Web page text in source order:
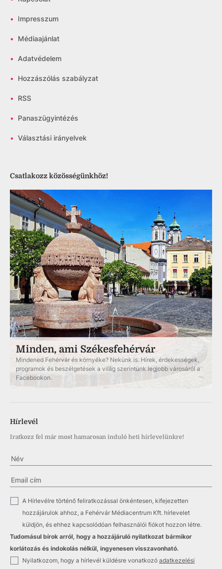
• Impresszum
• Médiaajánlat
• Adatvédelem
• Hozzászólás szabályzat
• RSS
• Panaszügyintézés
• Választási irányelvek
Csatlakozz közösségünkhöz!
Minden, ami Székesfehérvár
Mindened Fehérvár és környéke? Nekünk is. Hírek, érdekességek,
programok és beszélgetések a világ szerintünk legjobb városáról a
Facebookon.
Hírlevél
Iratkozz fel már most hamarosan induló heti hírlevelünkre!
A Hírlevélre történő feliratkozással önkéntesen, kifejezetten
hozzájárulok ahhoz, a Fehérvár Médiacentrum Kft. hírlevelet
küldjön, és ehhez kapcsolódóan felhasználói fiókot hozzon létre.
Tudomásul bírok arról, hogy a hozzájáruló nyilatkozat bármikor
korlátozás és indokolás nélkül, ingyenesen visszavonható.
Nyilatkozom, hogy a hírlevél küldésre vonatkozó adatkezelési